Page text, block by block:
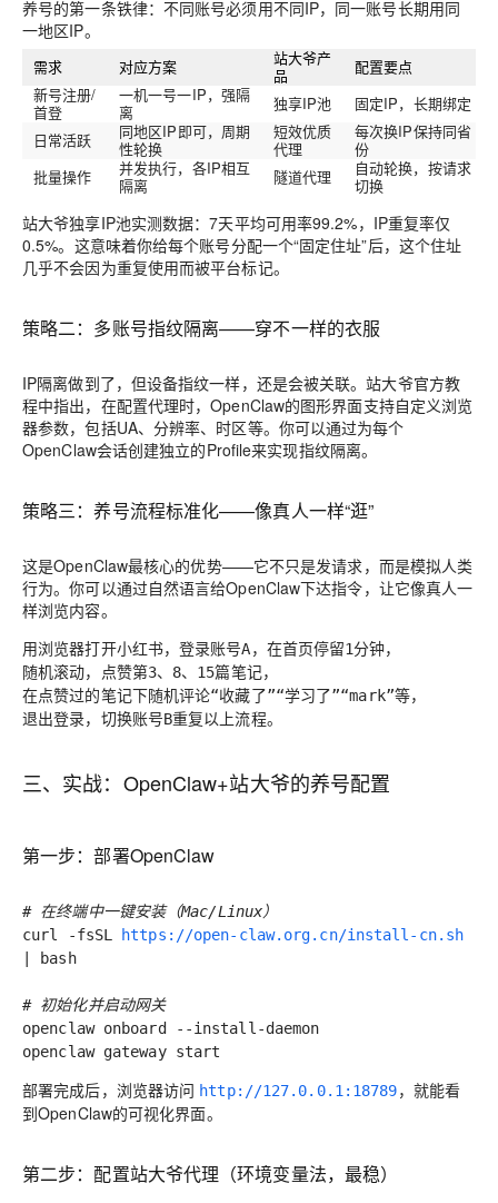
养号的第一条铁律： 不同账号必须用不同IP，同一账号长期用同
一地区IP。
需求 对应方案
站大爷产
品
配置要点
新号注册/
首登
一机一号一IP，强隔
离
独享IP池
固定IP，长期绑定
日常活跃
同地区IP即可，周期
性轮换
短效优质
代理
每次换IP保持同省
份
批量操作
并发执行，各IP相互
隔离
隧道代理
自动轮换，按请求
切换
站大爷独享IP池实测数据：7天平均可用率99.2%，IP重复率仅
0.5%。这意味着你给每个账号分配一个“固定住址”后，这个住址
几乎不会因为重复使用而被平台标记。
策略二：多账号指纹隔离——穿不一样的衣服
IP隔离做到了，但设备指纹一样，还是会被关联。站大爷官方教
程中指出，在配置代理时，OpenClaw的图形界面支持自定义浏览
器参数，包括UA、分辨率、时区等。你可以通过为每个
OpenClaw会话创建独立的Profile来实现指纹隔离。
策略三：养号流程标准化——像真人一样“逛”
这是OpenClaw最核心的优势——它不只是发请求，而是模拟人类
行为。你可以通过自然语言给OpenClaw下达指令，让它像真人一
样浏览内容。
用浏览器打开小红书，登录账号A，在首页停留1分钟，
随机滚动，点赞第3、8、15篇笔记，
在点赞过的笔记下随机评论“收藏了”“学习了”“mark”等，
退出登录，切换账号B重复以上流程。
三、实战：OpenClaw+站大爷的养号配置
第一步：部署OpenClaw
# 在终端中一键安装（Mac/Linux）
curl -fsSL
https://open-claw.org.cn/install-cn.sh
| bash
# 初始化并启动网关
openclaw onboard --install-daemon
openclaw gateway start
部署完成后，浏览器访问 http://127.0.0.1:18789，就能看
到OpenClaw的可视化界面。
第二步：配置站大爷代理（环境变量法，最稳）